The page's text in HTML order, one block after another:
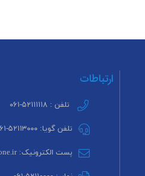
ارتباطات
تلفن : ۵۲۱۱۱۱۱۸-۰۶۱
تلفن گویا: ۵۲۱۱۳۰۰۰-۰۶۱
پست الکترونیک: info@petzone.ir